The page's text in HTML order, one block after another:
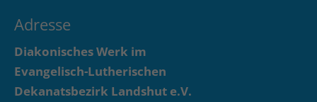
Adresse
Diakonisches Werk im
Evangelisch-Lutherischen
Dekanatsbezirk Landshut e.V.